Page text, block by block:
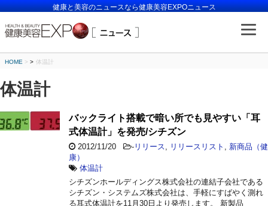
健康と美容のニュースなら健康美容EXPOニュース
HOME > 体温計
体温計
バックライト搭載で暗い所でも見やすい「耳
式体温計」を発売/シチズン
2012/11/20 - リリース リリースリスト
新商品（健
康）
体温計
シチズンホールディングス株式会社の連結子会社である
シチズン・システムズ株式会社は、手軽にすばやく測れ
る耳式体温計を11月30日より発売します。 新製品